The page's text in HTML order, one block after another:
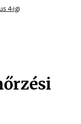
4-ig)